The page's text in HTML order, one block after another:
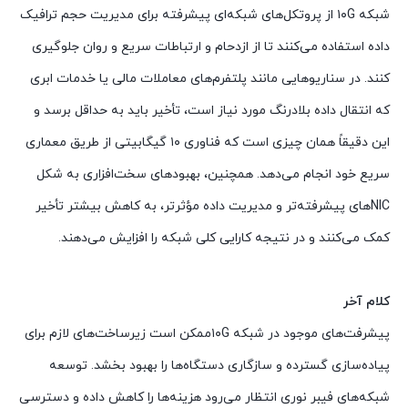
شبکه ۱۰G از پروتکل‌های شبکه‌ای پیشرفته برای مدیریت حجم ترافیک
داده استفاده می‌کنند تا از ازدحام و ارتباطات سریع و روان جلوگیری
کنند. در سناریوهایی مانند پلتفرم‌های معاملات مالی یا خدمات ابری
که انتقال داده بلادرنگ مورد نیاز است، تأخیر باید به حداقل برسد و
این دقیقاً همان چیزی است که فناوری ۱۰ گیگابیتی از طریق معماری
سریع خود انجام می‌دهد. همچنین، بهبود‌های سخت‌افزاری به شکل
NICهای پیشرفته‌تر و مدیریت داده مؤثرتر، به کاهش بیشتر تأخیر
کمک می‌کنند و در نتیجه کارایی کلی شبکه را افزایش می‌دهند.
کلام آخر
پیشرفت‌های موجود در شبکه ۱۰Gممکن است زیرساخت‌های لازم برای
پیاده‌سازی گسترده و سازگاری دستگاه‌ها را بهبود بخشد. توسعه
شبکه‌های فیبر نوری انتظار می‌رود هزینه‌ها را کاهش داده و دسترسی